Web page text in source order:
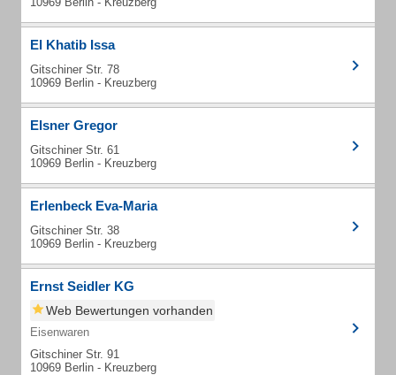
El Khatib Issa
Gitschiner Str. 78
10969 Berlin - Kreuzberg
Elsner Gregor
Gitschiner Str. 61
10969 Berlin - Kreuzberg
Erlenbeck Eva-Maria
Gitschiner Str. 38
10969 Berlin - Kreuzberg
Ernst Seidler KG
Web Bewertungen vorhanden
Eisenwaren
Gitschiner Str. 91
10969 Berlin - Kreuzberg